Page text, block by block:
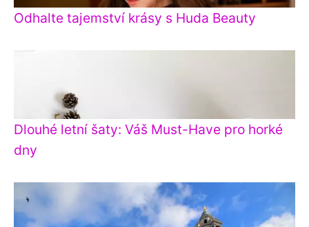
Odhalte tajemství krásy s Huda Beauty
Dlouhé letní šaty: Váš Must-Have pro horké
dny